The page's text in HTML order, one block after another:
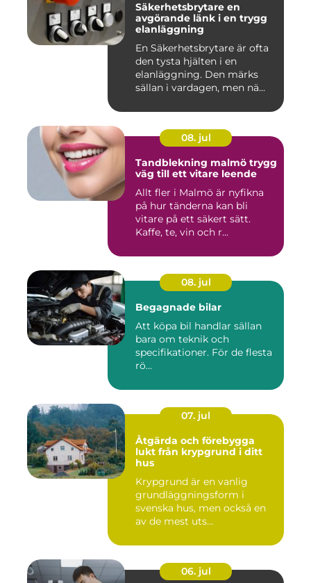
Säkerhetsbrytare en
avgörande länk i en trygg
elanläggning
En Säkerhetsbrytare är ofta
den tysta hjälten i en
elanläggning. Den märks
sällan i vardagen, men nä...
08. jul
Tandblekning malmö trygg
väg till ett vitare leende
Allt fler i Malmö är nyfikna
på hur tänderna kan bli
vitare på ett säkert sätt.
Kaffe, te, vin och r...
08. jul
Begagnade bilar
Att köpa bil handlar sällan
bara om teknik och
specifikationer. För de flesta
rö...
07. jul
Åtgärda och förebygga
lukt från krypgrund i ditt
hus
Krypgrund är en vanlig
grundläggningsform i
svenska hus, men också en
av de mest uts...
06. jul